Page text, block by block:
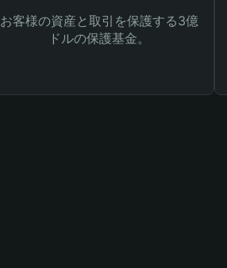
お客様の資産と取引を保護する3億
ドルの保護基金。